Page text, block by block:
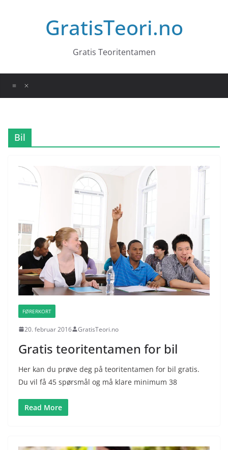
GratisTeori.no
Gratis Teoritentamen
Bil
FØRERKORT
20. februar 2016 GratisTeori.no
Gratis teoritentamen for bil
Her kan du prøve deg på teoritentamen for bil gratis.
Du vil få 45 spørsmål og må klare minimum 38
Read More